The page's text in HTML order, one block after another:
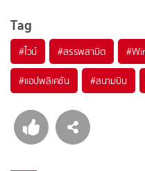
Tag
#ไวน์ #สรรพสามิต #
#แอปพลิเคชัน #สนามบิน